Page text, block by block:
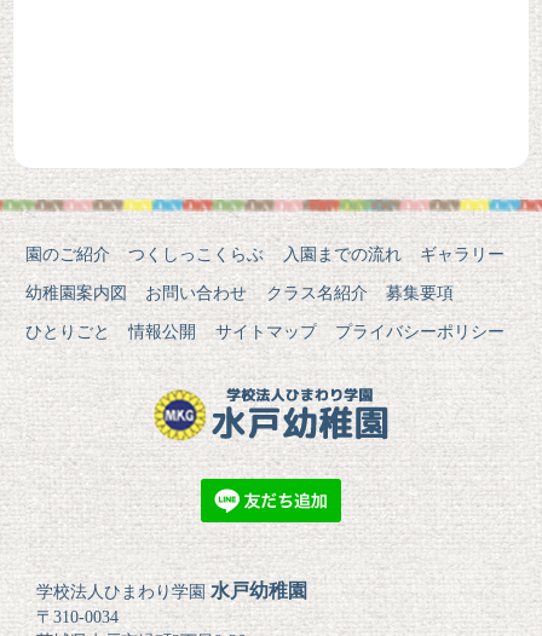
園のご紹介 つくしっこくらぶ 入園までの流れ
ギャラリー
幼稚園案内図
お問い合わせ クラス名紹介
募集要項
ひとりごと
情報公開 サイトマップ プライバシーポリシー
学校法人ひまわり学園水戸幼稚園
〒310-0034